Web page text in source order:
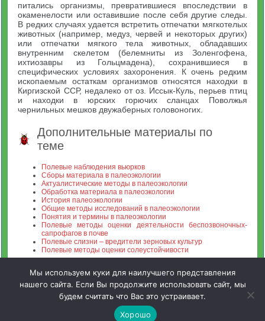
питались организмы, превратившиеся впоследствии в
окаменелости или оставившие после себя другие следы.
В редких случаях удается встретить отпечатки мягкотелых
животных (например, медуз, червей и некоторых других)
или отпечатки мягкого тела животных, обладавших
внутренним скелетом (белемниты из Золенгофена,
ихтиозавры из Гольцмадена), сохранившиеся в
специфических условиях захоронения. К очень редким
ископаемым остаткам организмов относятся находки в
Киргизской ССР, недалеко от оз. Иссык-Куль, перьев птиц
и находки в юрских горючих сланцах Поволжья
чернильных мешков двужаберных головоногих.
Дополнительные материалы по
теме
Полевые наблюдения вьюрков
Сборы материала в палеоэкологии
Актуалистические методы в палеоэкологии
Обработка материала в палеоэкологии
История палеоэкологии
Общие методы исследований в палеоэкологии
Понятия и термины в палеоэкологии
Полевые методы оценки деятельности беспозвоночных-
сапрофагов в почве
Полевые слизни – вредители зерновых культур
Полевые методы оценки солеустойчивости
Зооинженерный факультет МСХА. Неофициальный сайт
Мы используем куки для наилучшего представления
нашего сайта. Если Вы продолжите использовать сайт, мы
будем считать что Вас это устраивает.
Хорошо